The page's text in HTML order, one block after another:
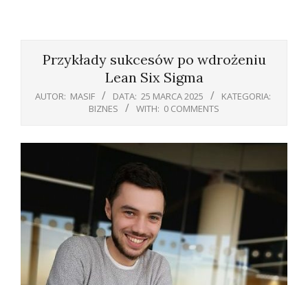
Przykłady sukcesów po wdrożeniu
Lean Six Sigma
AUTOR: MASIF DATA: 25 MARCA 2025
KATEGORIA:
BIZNES
WITH: 0 COMMENTS